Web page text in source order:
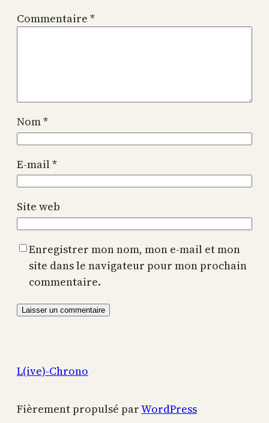
Commentaire *
Nom*
E-mail*
Site web
Enregistrer mon nom, mon e-mail et mon
site dans le navigateur pour mon prochain
commentaire.
L(ive)-Chrono
Fièrement propulsé parWordPress